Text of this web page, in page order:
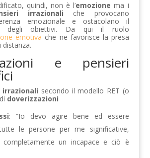
quindi, non è l’emozione ma i
irrazionali che provocano
emozionale e ostacolano il
degli obiettivi. Da qui il ruolo
emotiva che ne favorisce la presa
distanza.
e pensieri
irrazionali secondo il modello RET (o
doverizzazioni
: “Io devo agire bene ed essere
le persone per me significative,
completamente un incapace e ciò è